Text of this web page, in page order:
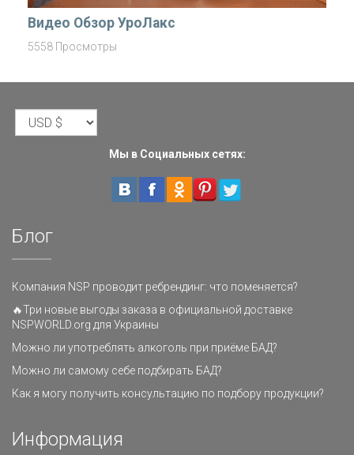
Видео Обзор УроЛакс
5558 Просмотры
Мы в Социальных сетях:
Блог
Компания NSP проводит ребрендинг: что поменяется?
🔥Три новые выгоды заказа в официальной доставке
NSPWORLD.org для Украины
Можно ли употреблять алкоголь при приёме БАД?
Можно ли самому себе подбирать БАД?
Как я могу получить консультацию по подбору продукции?
Информация